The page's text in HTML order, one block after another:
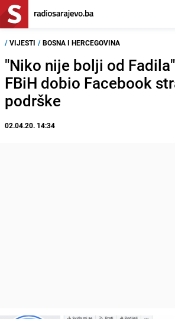
/ VIJESTI / BOSNA I HERCEGOVINA
"Niko nije bolji od
FBiH dobio Facebook
podrške
02.04.20. 14:34